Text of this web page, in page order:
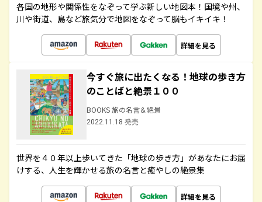
各国の地形や関係性をなぞって学ぶ新しい地図本！国境や州、
川や街道、島など旅気分で地図をなぞって脳もイキイキ！
詳細を見る
今すぐ旅に出たくなる！地球の歩き方
のことばと絶景１００
BOOKS 旅の名言＆絶景
2022.11.18 発売
世界を４０年以上歩いてきた「地球の歩き方」があなたにお届
けする、人生を輝かせる旅の名言と癒やしの絶景集
詳細を見る